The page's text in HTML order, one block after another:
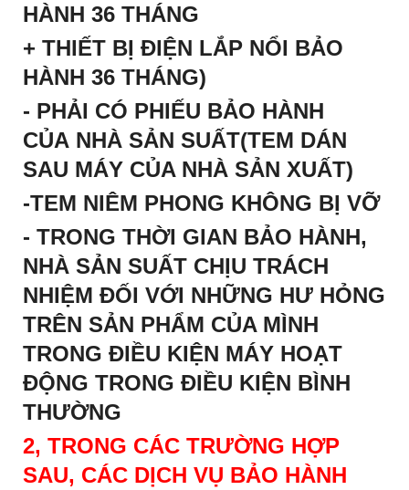
HÀNH 36 THÁNG
+ THIẾT BỊ ĐIỆN LẮP NỔI BẢO
HÀNH 36 THÁNG)
- PHẢI CÓ PHIẾU BẢO HÀNH
CỦA NHÀ SẢN SUẤT(TEM DÁN
SAU MÁY CỦA NHÀ SẢN XUẤT)
-TEM NIÊM PHONG KHÔNG BỊ VỠ
- TRONG THỜI GIAN BẢO HÀNH,
NHÀ SẢN SUẤT CHỊU TRÁCH
NHIỆM ĐỐI VỚI NHỮNG HƯ HỎNG
TRÊN SẢN PHẨM CỦA MÌNH
TRONG ĐIỀU KIỆN MÁY HOẠT
ĐỘNG TRONG ĐIỀU KIỆN BÌNH
THƯỜNG
2, TRONG CÁC TRƯỜNG HỢP
SAU, CÁC DỊCH VỤ BẢO HÀNH